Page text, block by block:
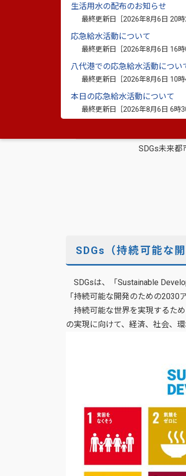
生活用水の配布のお知らせ
最終更新日［2026年8月6日 20
応急給水活動について
最終更新日［2026年8月6日 16
八代港での応急給水活動につい
最終更新日［2026年8月6日 10
本日の応急給水活動について
最終更新日［2026年8月6日 6時
SDGs未来都
SDGs（持続可能な
SDGsは、「Sustainable
「持続可能な開発のための
持続可能な世界を実現するた
の実現に向けて、経済、社会、